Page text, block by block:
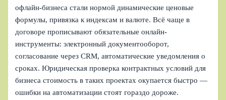
офлайн-бизнеса стали нормой динамические ценовые
формулы, привязка к индексам и валюте. Всё чаще в
договоре прописывают обязательные онлайн-
инструменты: электронный документооборот,
согласование через CRM, автоматические уведомления о
сроках. Юридическая проверка контрактных условий для
бизнеса стоимость в таких проектах окупается быстро —
ошибки на автоматизации стоят гораздо дороже.